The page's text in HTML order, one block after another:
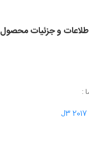
و جزئیات محصول
: